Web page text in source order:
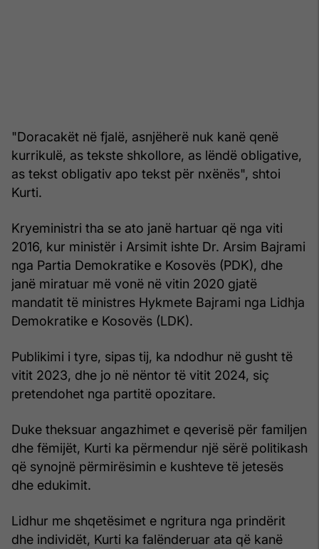
"Doracakët në fjalë, asnjëherë nuk kanë qenë
kurrikulë, as tekste shkollore, as lëndë obligative,
as tekst obligativ apo tekst për nxënës", shtoi
Kurti.
Kryeministri tha se ato janë hartuar që nga viti
2016, kur ministër i Arsimit ishte Dr. Arsim Bajrami
nga Partia Demokratike e Kosovës (PDK), dhe
janë miratuar më vonë në vitin 2020 gjatë
mandatit të ministres Hykmete Bajrami nga Lidhja
Demokratike e Kosovës (LDK).
Publikimi i tyre, sipas tij, ka ndodhur në gusht të
vitit 2023, dhe jo në nëntor të vitit 2024, siç
pretendohet nga partitë opozitare.
Duke theksuar angazhimet e qeverisë për familjen
dhe fëmijët, Kurti ka përmendur një sërë politikash
që synojnë përmirësimin e kushteve të jetesës
dhe edukimit.
Lidhur me shqetësimet e ngritura nga prindërit
dhe individët, Kurti ka falënderuar ata që kanë